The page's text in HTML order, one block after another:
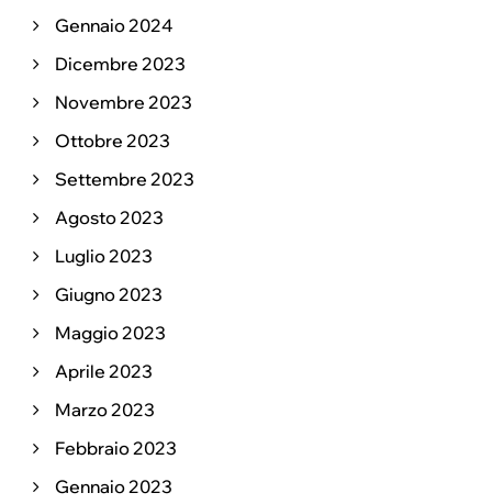
Gennaio 2024
Dicembre 2023
Novembre 2023
Ottobre 2023
Settembre 2023
Agosto 2023
Luglio 2023
Giugno 2023
Maggio 2023
Aprile 2023
Marzo 2023
Febbraio 2023
Gennaio 2023